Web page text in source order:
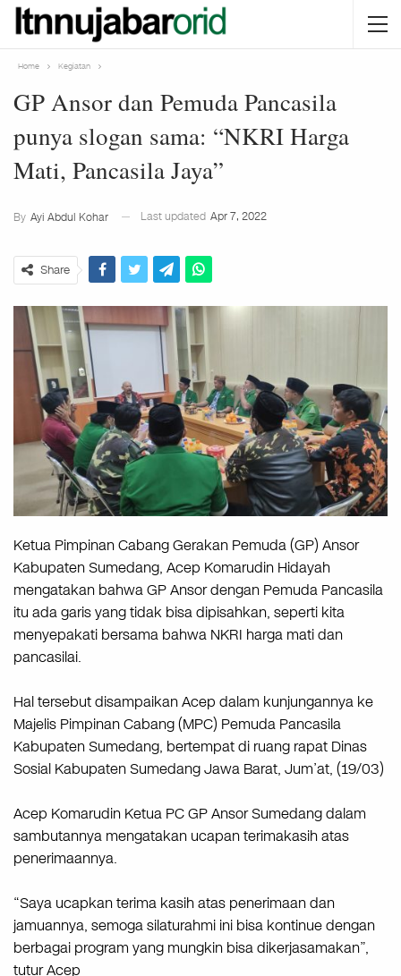
Home Kegiatan
GP Ansor dan Pemuda Pancasila
punya slogan sama: “NKRI Harga
Mati, Pancasila Jaya”
By Ayi Abdul Kohar Last updated Apr 7, 2022
Share
Ketua Pimpinan Cabang Gerakan Pemuda (GP) Ansor
Kabupaten Sumedang, Acep Komarudin Hidayah
mengatakan bahwa GP Ansor dengan Pemuda Pancasila
itu ada garis yang tidak bisa dipisahkan, seperti kita
menyepakati bersama bahwa NKRI harga mati dan
pancasilai.
Hal tersebut disampaikan Acep dalam kunjungannya ke
Majelis Pimpinan Cabang (MPC) Pemuda Pancasila
Kabupaten Sumedang, bertempat di ruang rapat Dinas
Sosial Kabupaten Sumedang Jawa Barat, Jum’at, (19/03)
Acep Komarudin Ketua PC GP Ansor Sumedang dalam
sambutannya mengatakan ucapan terimakasih atas
penerimaannya.
“Saya ucapkan terima kasih atas penerimaan dan
jamuannya, semoga silaturahmi ini bisa kontinue dengan
berbagai program yang mungkin bisa dikerjasamakan”,
tutur Acep